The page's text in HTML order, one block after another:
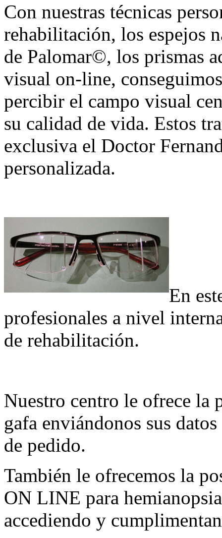
Con nuestras técnicas
rehabilitación, los espejos
de Palomar©, los prismas
visual on-line,
percibir el campo visual
su calidad de vida. Estos
exclusiva el Doctor
personalizada.
En
profesionales a nivel
de rehabilitación.
Nuestro centro le ofrece la
gafa enviándonos sus
de pedido.
También le ofrecemos la
ON LINE para
accediendo y